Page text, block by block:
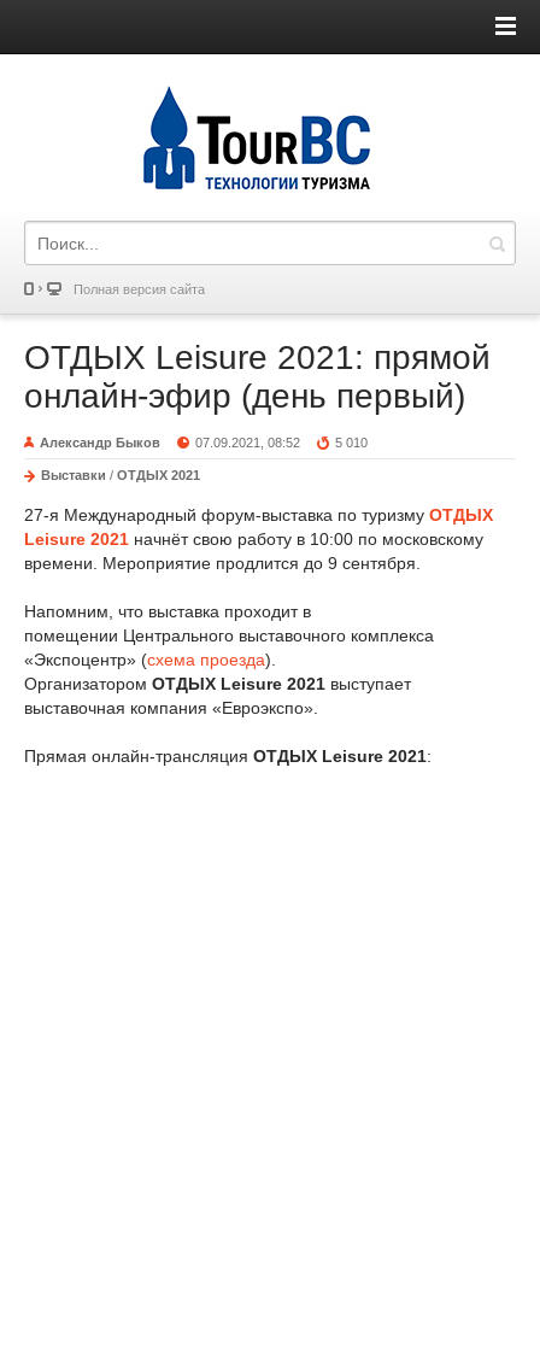
Полная версия сайта
ОТДЫХ Leisure 2021: прямой
онлайн-эфир (день первый)
Александр Быков 07.09.2021, 08:52 5 010
Выставки / ОТДЫХ 2021
27-я Международный форум-выставка по туризму ОТДЫХ
Leisure 2021 начнёт свою работу в 10:00 по московскому
времени. Мероприятие продлится до 9 сентября.
Напомним, что выставка проходит в
помещении Центрального выставочного комплекса
«Экспоцентр» (схема проезда).
Организатором ОТДЫХ Leisure 2021 выступает
выставочная компания «Евроэкспо».
Прямая онлайн-трансляция ОТДЫХ Leisure 2021: